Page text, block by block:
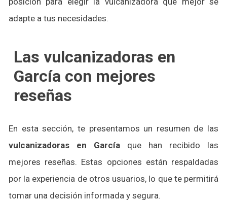
adapte a tus necesidades.
Las vulcanizadoras en
García con mejores
reseñas
En esta sección, te presentamos un resumen de las
vulcanizadoras en García que han recibido las
mejores reseñas. Estas opciones están respaldadas
por la experiencia de otros usuarios, lo que te permitirá
tomar una decisión informada y segura.